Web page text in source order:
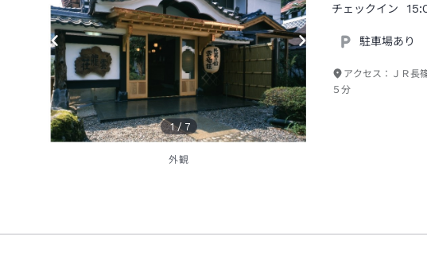
1 / 7
外観
チェックイン
駐車場あり
アクセス： ＪＲ長
５分